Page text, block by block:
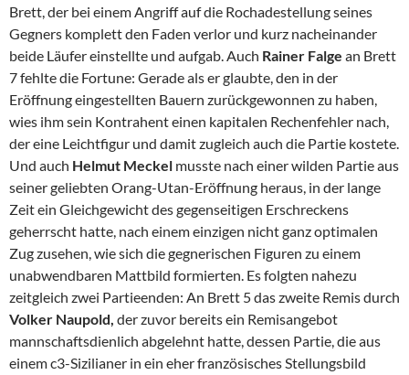
Brett, der bei einem Angriff auf die Rochadestellung seines
Gegners komplett den Faden verlor und kurz nacheinander
beide Läufer einstellte und aufgab. Auch Rainer Falge an Brett
7 fehlte die Fortune: Gerade als er glaubte, den in der
Eröffnung eingestellten Bauern zurückgewonnen zu haben,
wies ihm sein Kontrahent einen kapitalen Rechenfehler nach,
der eine Leichtfigur und damit zugleich auch die Partie kostete.
Und auch Helmut Meckel musste nach einer wilden Partie aus
seiner geliebten Orang-Utan-Eröffnung heraus, in der lange
Zeit ein Gleichgewicht des gegenseitigen Erschreckens
geherrscht hatte, nach einem einzigen nicht ganz optimalen
Zug zusehen, wie sich die gegnerischen Figuren zu einem
unabwendbaren Mattbild formierten. Es folgten nahezu
zeitgleich zwei Partieenden: An Brett 5 das zweite Remis durch
Volker Naupold, der zuvor bereits ein Remisangebot
mannschaftsdienlich abgelehnt hatte, dessen Partie, die aus
einem c3-Sizilianer in ein eher französisches Stellungsbild